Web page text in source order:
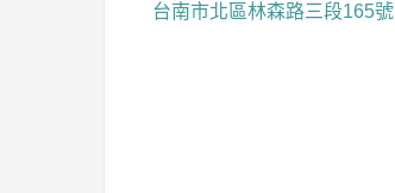
台南市北區林森路三段165號